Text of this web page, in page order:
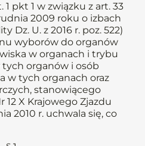
1 pkt 1 w związku z art. 33
2009 roku o izbach
Dz. U. z 2016 r. poz. 522)
wyborów do organów
w organach i trybu
tych organów i osób
w tych organach oraz
stanowiącego
12 X Krajowego Zjazdu
2010 r. uchwala się, co